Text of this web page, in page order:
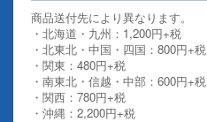
商品送付先により異なります。
・北海道・九州：1,200円+税
・北東北・中国・四国：800円+税
・関東：480円+税
・南東北・信越・中部：600円+税
・関西：780円+税
・沖縄：2,200円+税